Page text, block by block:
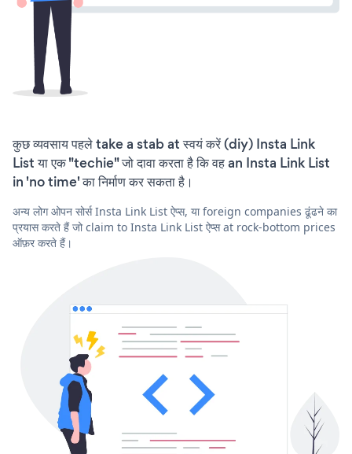
कुछ व्यवसाय पहले take a stab at स्वयं करें (diy) Insta Link
List या एक "techie" जो दावा करता है कि वह an Insta Link List
in 'no time' का निर्माण कर सकता है।
अन्य लोग ओपन सोर्स Insta Link List ऐप्स, या foreign companies ढूंढने का
प्रयास करते हैं जो claim to Insta Link List ऐप्स at rock-bottom prices
ऑफ़र करते हैं।